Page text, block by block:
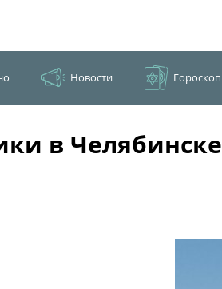
Новости Гороскоп
в Челябинске